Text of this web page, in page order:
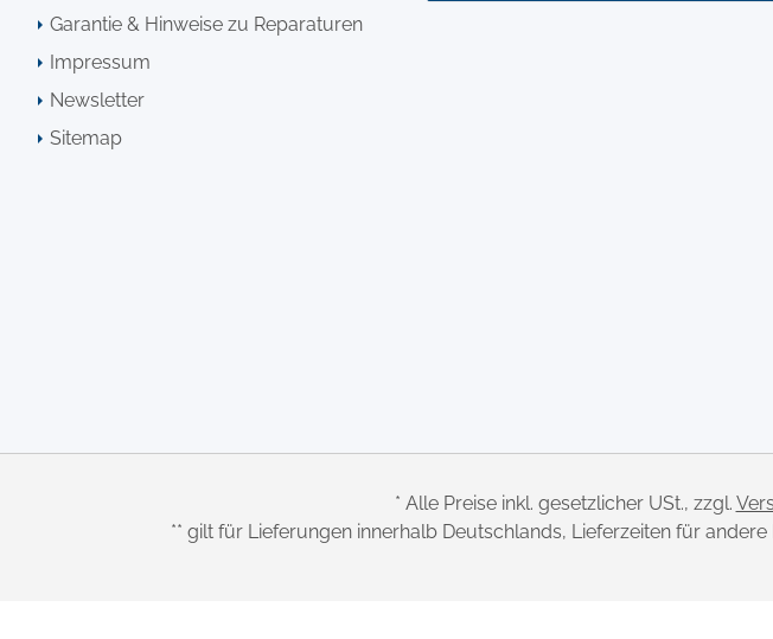
Garantie & Hinweise zu Reparaturen
Impressum
Newsletter
Sitemap
* Alle Preise inkl. gesetzlicher USt., zzgl.
** gilt für Lieferungen innerhalb Deutschlands, Lieferzeiten für